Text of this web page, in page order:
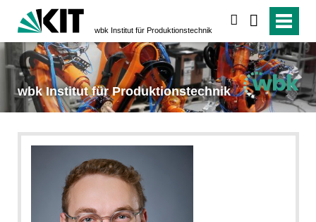
wbk Institut für Produktionstechnik
wbk Institut für Produktionstechnik